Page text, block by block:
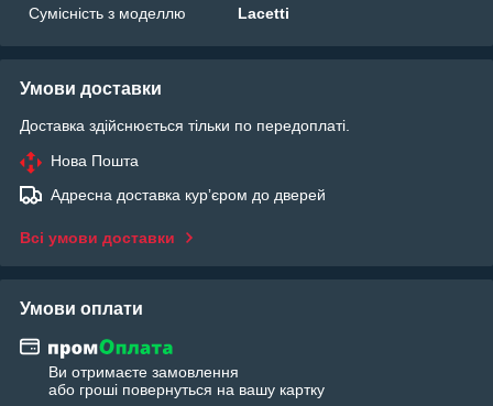
Сумісність з моделлю
Lacetti
Умови доставки
Доставка здійснюється тільки по передоплаті.
Нова Пошта
Адресна доставка курʼєром до дверей
Всі умови доставки
Умови оплати
Ви отримаєте замовлення
або гроші повернуться на вашу картку